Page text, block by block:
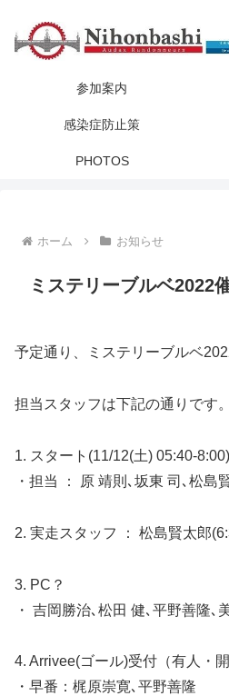
参加案内
感染症防止策
PHOTOS
ホーム お知らせ
ミステリーブルベ2022
予定通り、ミステリーブルベ
担当スタッフは下記の通りです。
1. スタート(11/12(土) 05:40-
・担当 ： 原 靖則､坂東 司､松島
2. 実走スタッフ ： 松島賢太郎
3. PC？
・ 吉岡勝治､松田 健､平野善隆､
4. Arrivee(ゴール)受付（有人・
・早番：梶原崇寛､平野善隆